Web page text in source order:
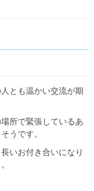
とも温かい交流が期
所で緊張しているあ
うです。
いお付き合いになり